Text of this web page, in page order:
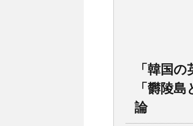
「韓国
「欝陵
論